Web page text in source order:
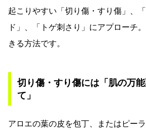
起こりやすい「切り傷・すり傷」、
ド」、「トゲ刺さり」にアプローチ
きる方法です。
切り傷・すり傷には「肌の万
て」
アロエの葉の皮を包丁、またはピー